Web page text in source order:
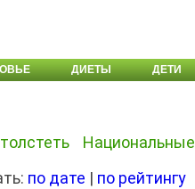
ДИЕТЫ ДЕТИ
Национальные
по дате | по рейтингу